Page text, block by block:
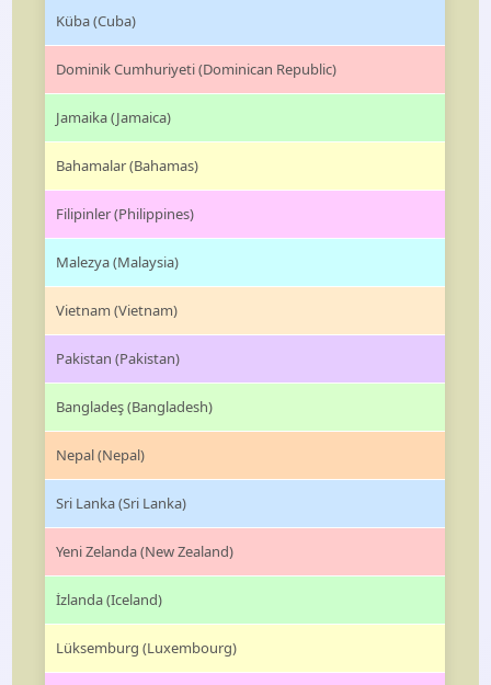
Küba (Cuba)
Dominik Cumhuriyeti (Dominican Republic)
Jamaika (Jamaica)
Bahamalar (Bahamas)
Filipinler (Philippines)
Malezya (Malaysia)
Vietnam (Vietnam)
Pakistan (Pakistan)
Bangladeş (Bangladesh)
Nepal (Nepal)
Sri Lanka (Sri Lanka)
Yeni Zelanda (New Zealand)
İzlanda (Iceland)
Lüksemburg (Luxembourg)